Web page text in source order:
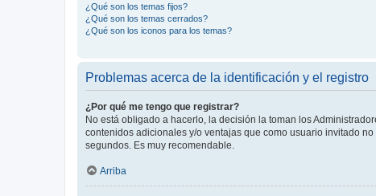
¿Qué son los temas fijos?
¿Qué son los temas cerrados?
¿Qué son los iconos para los temas?
Problemas acerca de la identificación y el registro
¿Por qué me tengo que registrar?
No está obligado a hacerlo, la decisión la toman los
contenidos adicionales y/o ventajas que como usuario invitado
segundos. Es muy recomendable.
Arriba